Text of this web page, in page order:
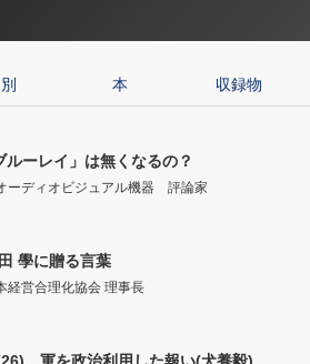
本 収録物
ルーレイ」は無くなるの？
ーディオビジュアル機器 評論家
學に贈る言葉
経営合理化協会 理事長
軍を政治利用した報い(犬養毅)